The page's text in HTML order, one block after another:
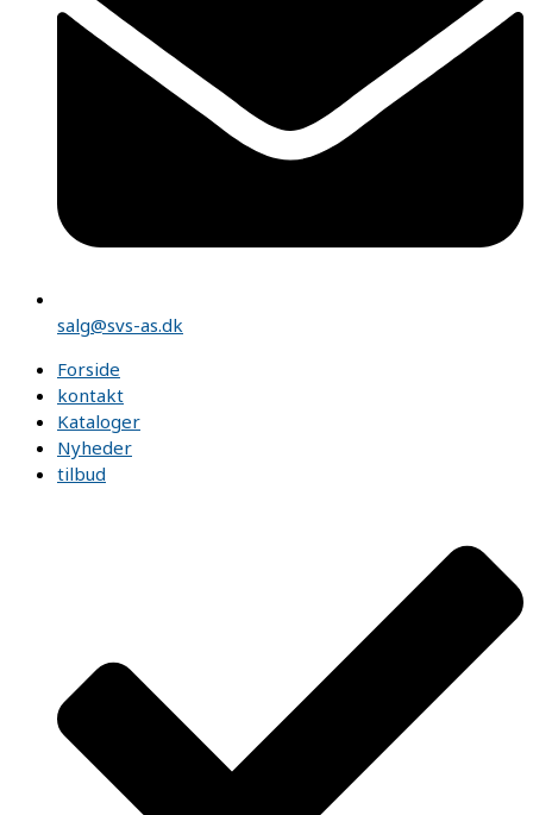
salg@svs-as.dk
Forside
kontakt
Kataloger
Nyheder
tilbud